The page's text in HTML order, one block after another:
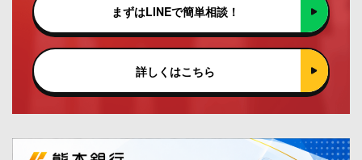
まずはLINEで簡単相談！
詳しくはこちら